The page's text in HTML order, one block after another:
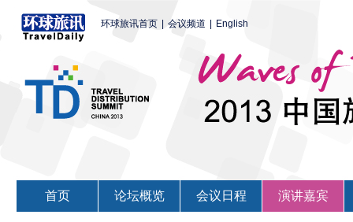
环球旅讯首页 会议频道 English
首页 论坛概览 会议日程 演讲嘉宾